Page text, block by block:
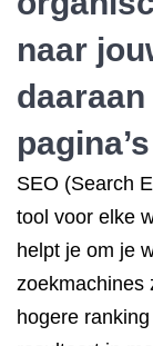
naar
SEO (Search
tool voor elke
helpt je om je
zoekmachines
hogere